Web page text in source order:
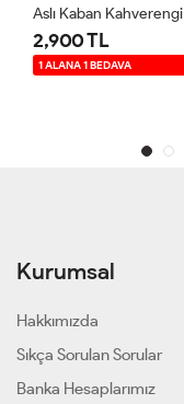
Aslı Kaban Kahverengi
2,900 TL
1 ALANA 1 BEDAVA
Kurumsal
Hakkımızda
Sıkça Sorulan Sorular
Banka Hesaplarımız